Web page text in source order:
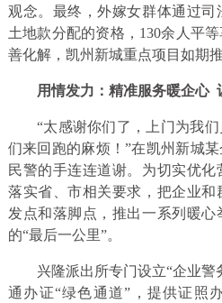
观念。最终，外嫁女群体通过
土地款分配的资格，130余人平
善化解，凯州新城重点项目如期推
用情发力： 精准服务暖企心
“太感谢你们了，上门为我
们来回跑的麻烦！”在凯州新城
民警的手连连道谢。为切实优
落实省、市相关要求，把企业和
发点和落脚点，推出一系列暖
的“最后一公里”。
兴隆派出所专门设立“企业
通办证“绿色通道”，提供证照